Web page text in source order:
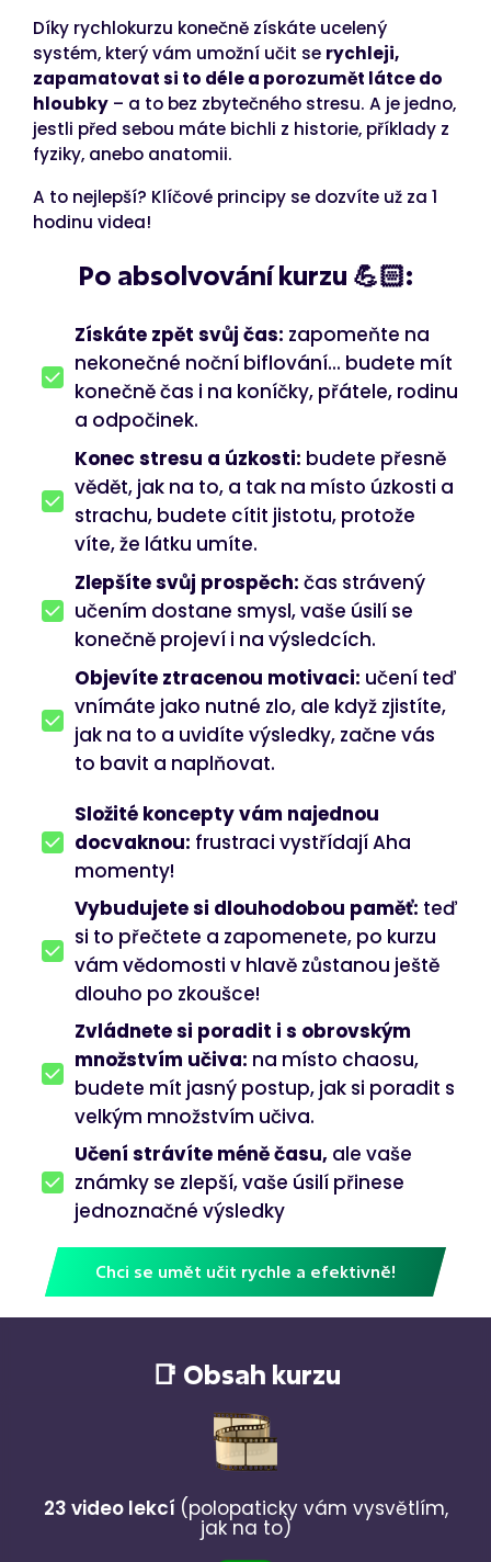
Díky rychlokurzu konečně získáte ucelený
systém, který vám umožní učit se rychleji,
zapamatovat si to déle a porozumět látce do
hloubky – a to bez zbytečného stresu. A je jedno,
jestli před sebou máte bichli z historie, příklady z
fyziky, anebo anatomii.
A to nejlepší? Klíčové principy se dozvíte už za 1
hodinu videa!
Po absolvování kurzu 💪🏻:
Získáte zpět svůj čas: zapomeňte na
nekonečné noční biflování... budete mít
konečně čas i na koníčky, přátele, rodinu
a odpočinek.
Konec stresu a úzkosti: budete přesně
vědět, jak na to, a tak na místo úzkosti a
strachu, budete cítit jistotu, protože
víte, že látku umíte.
Zlepšíte svůj prospěch: čas strávený
učením dostane smysl, vaše úsilí se
konečně projeví i na výsledcích.
Objevíte ztracenou motivaci: učení teď
vnímáte jako nutné zlo, ale když zjistíte,
jak na to a uvidíte výsledky, začne vás
to bavit a naplňovat.
Složité koncepty vám najednou
docvaknou: frustraci vystřídají Aha
momenty!
Vybudujete si dlouhodobou paměť: teď
si to přečtete a zapomenete, po kurzu
vám vědomosti v hlavě zůstanou ještě
dlouho po zkoušce!
Zvládnete si poradit i s obrovským
množstvím učiva: na místo chaosu,
budete mít jasný postup, jak si poradit s
velkým množstvím učiva.
Učení strávíte méně času, ale vaše
známky se zlepší, vaše úsilí přinese
jednoznačné výsledky
Chci se umět učit rychle a efektivně!
📑 Obsah kurzu
23 video lekcí (polopaticky vám vysvětlím,
jak na to)